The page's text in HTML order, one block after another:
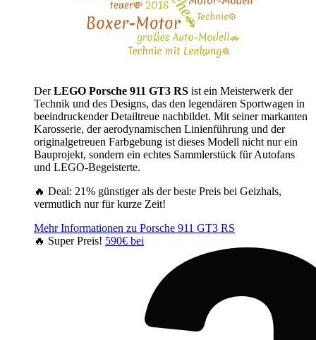
DerLEGO Porsche 911 GT3 RS ist ein Meisterwerk der
Technik und des Designs, das den legendären Sportwagen in
beeindruckender Detailtreue nachbildet. Mit seiner markanten
Karosserie, der aerodynamischen Linienführung und der
originalgetreuen Farbgebung ist dieses Modell nicht nur ein
Bauprojekt, sondern ein echtes Sammlerstück für Autofans
und LEGO-Begeisterte.
🔥 Deal: 21% günstiger als der beste Preis bei Geizhals,
vermutlich nur für kurze Zeit!
Mehr Informationen zu Porsche 911 GT3 RS
🔥 Super Preis! 590€ bei